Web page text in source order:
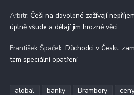
Arbitr: Češi na dovolené zažívají
úplně všude a dělají jim hrozné věci
František Špaček: Důchodci v Česku
tam speciální opatření
alobal banky Brambory